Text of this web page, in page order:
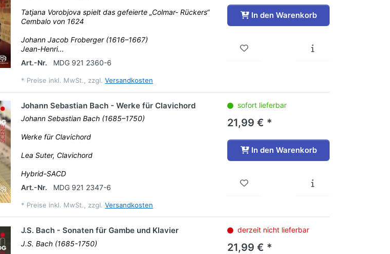
Tatjana Vorobjova spielt das gefeierte „Colmar- Rückers“
Cembalo von 1624
Johann Jacob Froberger (1616–1667)
Jean-Henri...
Art.-Nr.
MDG 921 2360-6
* Preise inkl. MwSt., zzgl. Versandkosten
In den Warenkorb
Johann Sebastian Bach - Werke für Clavichord
Johann Sebastian Bach (1685–1750)
Werke für Clavichord
Lea Suter, Clavichord
Hybrid-SACD
Art.-Nr.
MDG 921 2347-6
* Preise inkl. MwSt., zzgl. Versandkosten
sofort lieferbar
21,99 € *
In den Warenkorb
J.S. Bach - Sonaten für Gambe und Klavier
J.S. Bach (1685-1750)
derzeit nicht lieferbar
21,99 € *